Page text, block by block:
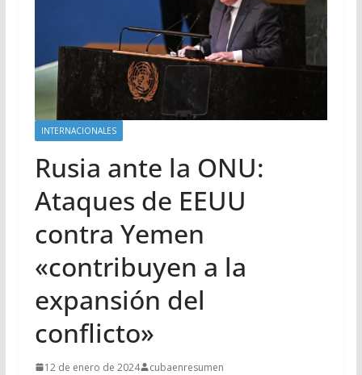
INTERNACIONALES
Rusia ante la ONU:
Ataques de EEUU
contra Yemen
«contribuyen a la
expansión del
conflicto»
12 de enero de 2024 cubaenresumen